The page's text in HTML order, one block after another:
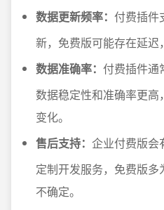
数据更新频率： 付费插件
新，免费版可能存在延迟
数据准确率： 付费插件通
数据稳定性和准确率更
变化。
售后支持： 企业付费版会
定制开发服务，免费版
不确定。